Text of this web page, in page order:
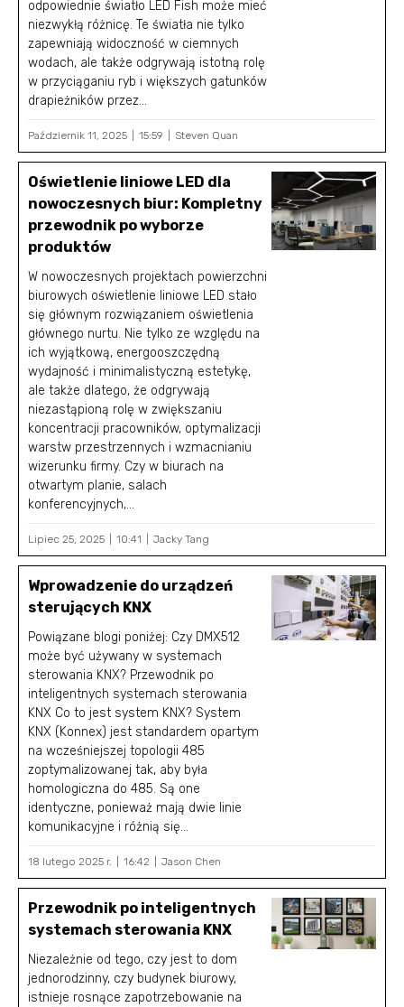
odpowiednie światło LED Fish może mieć
niezwykłą różnicę. Te światła nie tylko
zapewniają widoczność w ciemnych
wodach, ale także odgrywają istotną rolę
w przyciąganiu ryb i większych gatunków
drapieżników przez...
Październik 11, 2025 15:59 Steven Quan
Oświetlenie liniowe LED dla
nowoczesnych biur: Kompletny
przewodnik po wyborze
produktów
W nowoczesnych projektach powierzchni
biurowych oświetlenie liniowe LED stało
się głównym rozwiązaniem oświetlenia
głównego nurtu. Nie tylko ze względu na
ich wyjątkową, energooszczędną
wydajność i minimalistyczną estetykę,
ale także dlatego, że odgrywają
niezastąpioną rolę w zwiększaniu
koncentracji pracowników, optymalizacji
warstw przestrzennych i wzmacnianiu
wizerunku firmy. Czy w biurach na
otwartym planie, salach
konferencyjnych,...
Lipiec 25, 2025 10:41 Jacky Tang
Wprowadzenie do urządzeń
sterujących KNX
Powiązane blogi poniżej: Czy DMX512
może być używany w systemach
sterowania KNX? Przewodnik po
inteligentnych systemach sterowania
KNX Co to jest system KNX? System
KNX (Konnex) jest standardem opartym
na wcześniejszej topologii 485
zoptymalizowanej tak, aby była
homologiczna do 485. Są one
identyczne, ponieważ mają dwie linie
komunikacyjne i różnią się...
18 lutego 2025 r. 16:42 Jason Chen
Przewodnik po inteligentnych
systemach sterowania KNX
Niezależnie od tego, czy jest to dom
jednorodzinny, czy budynek biurowy,
istnieje rosnące zapotrzebowanie na